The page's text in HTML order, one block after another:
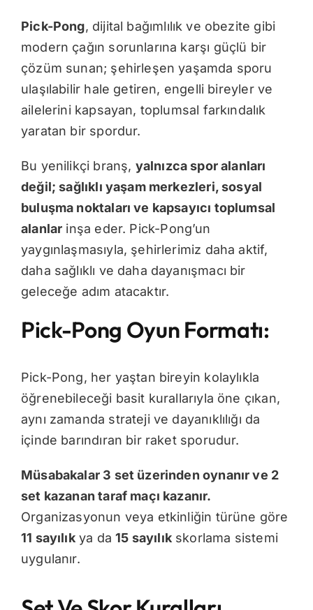
Pick-Pong, dijital bağımlılık ve obezite gibi
modern çağın sorunlarına karşı güçlü bir
çözüm sunan; şehirleşen yaşamda sporu
ulaşılabilir hale getiren, engelli bireyler ve
ailelerini kapsayan, toplumsal farkındalık
yaratan bir spordur.
Bu yenilikçi branş, yalnızca spor alanları
değil; sağlıklı yaşam merkezleri, sosyal
buluşma noktaları ve kapsayıcı toplumsal
alanlar inşa eder. Pick-Pong’un
yaygınlaşmasıyla, şehirlerimiz daha aktif,
daha sağlıklı ve daha dayanışmacı bir
geleceğe adım atacaktır.
Pick-Pong Oyun Formatı:
Pick-Pong, her yaştan bireyin kolaylıkla
öğrenebileceği basit kurallarıyla öne çıkan,
aynı zamanda strateji ve dayanıklılığı da
içinde barındıran bir raket sporudur.
Müsabakalar 3 set üzerinden oynanır ve 2
set kazanan taraf maçı kazanır.
Organizasyonun veya etkinliğin türüne göre
11 sayılıkya da15 sayılıkskorlama sistemi
uygulanır.